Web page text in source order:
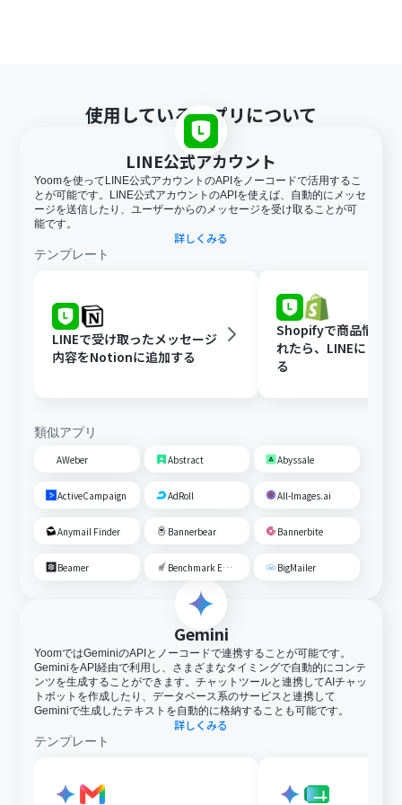
使用しているアプリについて
LINE公式アカウント
Yoomを使ってLINE公式アカウントのAPIをノーコードで活用するこ
とが可能です。LINE公式アカウントのAPIを使えば、自動的にメッセ
ージを送信したり、ユーザーからのメッセージを受け取ることが可
能です。
詳しくみる
テンプレート
LINEで受け取ったメッセージ
内容をNotionに追加する
Shopifyで商品情報が
れたら、LINEに自動
る
類似アプリ
AWeber Abstract Abyssale
ActiveCampaign AdRoll All-Images.ai
Anymail Finder Bannerbear Bannerbite
Beamer Benchmark Email BigMailer
Gemini
YoomではGeminiのAPIとノーコードで連携することが可能です。
GeminiをAPI経由で利用し、さまざまなタイミングで自動的にコンテ
ンツを生成することができます。チャットツールと連携してAIチャッ
トボットを作成したり、データベース系のサービスと連携して
Geminiで生成したテキストを自動的に格納することも可能です。
詳しくみる
テンプレート